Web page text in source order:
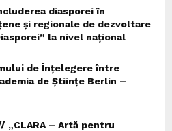
diasporei în
și regionale de dezvoltare
la nivel național
de Înțelegere între
de Științe Berlin –
„CLARA – Artă pentru